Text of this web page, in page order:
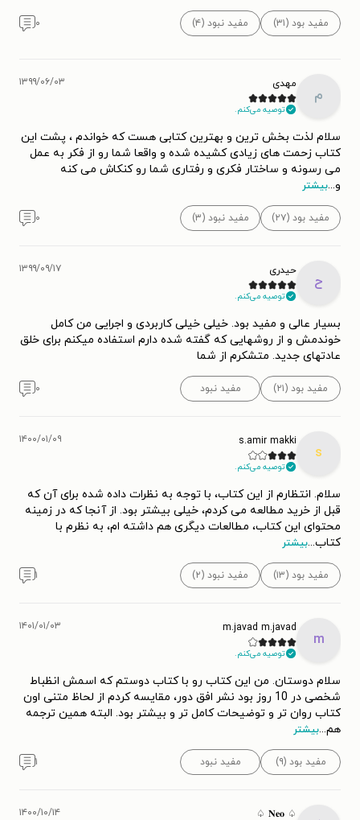
مفید بود (۳۱) مفید نبود (۴) ۰
م
مهدی
توصیه می‌کنم.
۱۳۹۹/۰۶/۰۳
سلام لذت بخش ترین و بهترین کتابی هست که خواندم ، پشت این
کتاب زحمت های زیادی کشیده شده و واقعا شما رو از فکر به عمل
می رسونه و ساختار فکری و رفتاری شما رو کنکاش می کنه
و...بیشتر
مفید بود (۲۷) مفید نبود (۳) ۰
ح
حیدری
توصیه می‌کنم.
۱۳۹۹/۰۹/۱۷
بسیار عالی و مفید بود. خیلی خیلی کاربردی و اجرایی من کامل
خوندمش و از روشهایی که گفته شده دارم استفاده میکنم برای خلق
عادتهای جدید. متشکرم از شما
مفید بود (۲۱) مفید نبود ۰
s
s.amir makki
توصیه می‌کنم.
۱۴۰۰/۰۱/۰۹
سلام. انتظارم از این کتاب، با توجه به نظرات داده شده برای آن که
قبل از خرید مطالعه می کردم، خیلی بیشتر بود. از آنجا که در زمینه
محتوای این کتاب، مطالعات دیگری هم داشته ام، به نظرم با
کتاب...بیشتر
مفید بود (۱۳) مفید نبود (۲) ۱
m
m.javad m.javad
توصیه می‌کنم.
۱۴۰۱/۰۱/۰۳
سلام دوستان. من این کتاب رو با کتاب دوستم که اسمش انظباط
شخصی در 10 روز بود نشر افق دور، مقایسه کردم از لحاظ متنی اون
کتاب روان تر و توضیحات کامل تر و بیشتر بود. البته همین ترجمه
هم...بیشتر
مفید بود (۹) مفید نبود ۱
♤ 𝐍𝐞𝐨 ♤ ۱۴۰۰/۱۰/۱۴